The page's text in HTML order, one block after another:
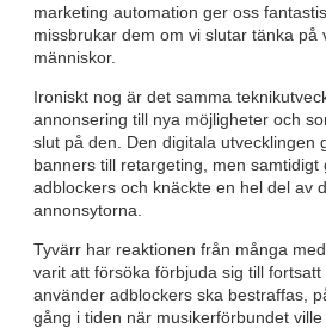
marketing automation ger oss
missbrukar dem om vi slutar tänka på
människor.
Ironiskt nog är det samma
annonsering till nya möjligheter och
slut på den. Den digitala utvecklingen
banners till retargeting, men samtidigt
adblockers och knäckte en hel del av
annonsytorna.
Tyvärr har reaktionen från många
varit att försöka förbjuda sig till fortsatt
använder adblockers ska bestraffas,
gång i tiden när musikerförbundet ville